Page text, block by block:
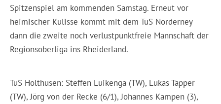
Spitzenspiel am kommenden Samstag. Erneut vor
heimischer Kulisse kommt mit dem TuS Norderney
dann die zweite noch verlustpunktfreie Mannschaft der
Regionsoberliga ins Rheiderland.
TuS Holthusen: Steffen Luikenga (TW), Lukas Tapper
(TW), Jörg von der Recke (6/1), Johannes Kampen (3),